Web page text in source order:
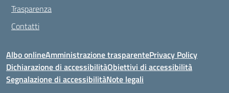
Trasparenza
Contatti
Albo onlineAmministrazione trasparentePrivacy Policy
Dichiarazione di accessibilitàObiettivi di accessibilità
Segnalazione di accessibilitàNote legali